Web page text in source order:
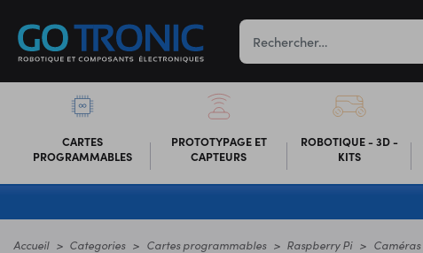
CARTES
PROGRAMMABLES
PROTOTYPAGE ET
CAPTEURS
ROBOTIQUE - 3D -
KITS
Accueil Categories Cartes programmables Raspberry Pi Caméras